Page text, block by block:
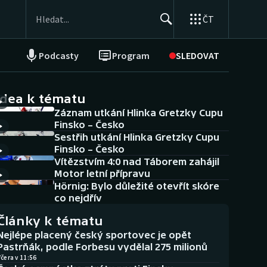
ČT
Podcasty Program SLEDOVAT
NEPŘEHLÉDNĚTE
Historické návraty
Aplikace ČT sport
AZ kvíz
k tématu
Záznam utkání Hlinka Gretzky Cupu
Finsko – Česko
Sestřih utkání Hlinka Gretzky Cupu
Finsko – Česko
Vítězstvím 4:0 nad Táborem zahájil
Motor letní přípravu
Hörnig: Bylo důležité otevřít skóre
co nejdřív
k tématu
placený český sportovec je opět
podle Forbesu vydělal 275 milionů
v 11:56